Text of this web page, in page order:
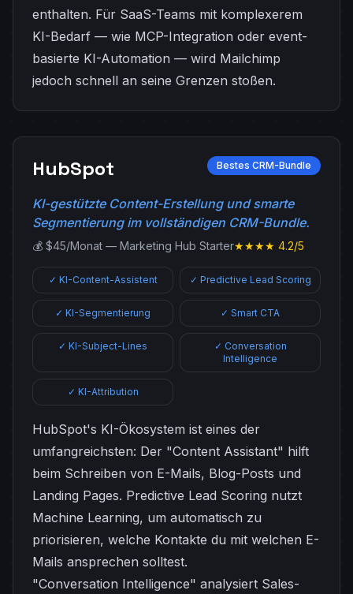
enthalten. Für SaaS-Teams mit komplexerem
KI-Bedarf — wie MCP-Integration oder event-
basierte KI-Automation — wird Mailchimp
jedoch schnell an seine Grenzen stoßen.
HubSpot Bestes CRM-Bundle
KI-gestützte Content-Erstellung und smarte
Segmentierung im vollständigen CRM-Bundle.
💰 $45/Monat — Marketing Hub Starter★★★★ 4.2/5
✓ KI-Content-Assistent ✓ Predictive Lead Scoring
✓ KI-Segmentierung ✓ Smart CTA
✓ KI-Subject-Lines
✓ Conversation
Intelligence
✓ KI-Attribution
HubSpot's KI-Ökosystem ist eines der
umfangreichsten: Der "Content Assistant" hilft
beim Schreiben von E-Mails, Blog-Posts und
Landing Pages. Predictive Lead Scoring nutzt
Machine Learning, um automatisch zu
priorisieren, welche Kontakte du mit welchen E-
Mails ansprechen solltest.
"Conversation Intelligence" analysiert Sales-